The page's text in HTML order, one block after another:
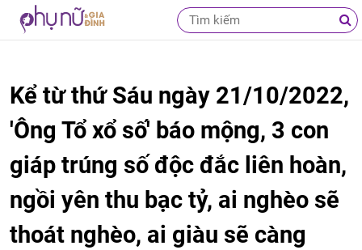
Kể từ thứ Sáu ngày 21/10/2022,
'Ông Tổ xổ số' báo mộng, 3 con
giáp trúng số độc đắc liên hoàn,
ngồi yên thu bạc tỷ, ai nghèo sẽ
thoát nghèo, ai giàu sẽ càng